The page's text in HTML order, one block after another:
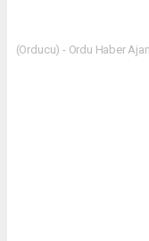
(Orducu) - Ordu Haber